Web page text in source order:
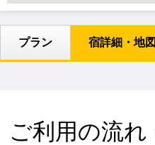
プラン 宿詳細・地図
ご利用の流